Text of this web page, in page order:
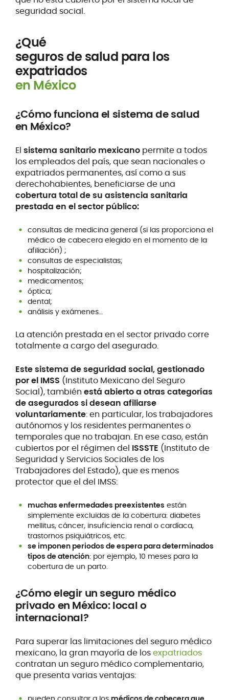
seguridad social.
¿Qué
seguros de salud para los
expatriados
en México
¿Cómo funciona el sistema de salud
en México?
El sistema sanitario mexicanopermite a todos
los empleados del país, que sean nacionales o
expatriados permanentes, así como a sus
derechohabientes, beneficiarse de una
cobertura total de su asistencia sanitaria
prestada en el sector público:
consultas de medicina general (si las proporciona el
médico de cabecera elegido en el momento de la
afiliación) ;
consultas de especialistas;
hospitalización;
medicamentos;
óptica;
dental;
análisis y exámenes…
La atención prestada en el sector privado corre
totalmente a cargo del asegurado.
Este sistema de seguridad social, gestionado
por el IMSS (Instituto Mexicano del Seguro
Social), también está abierto a otras categorías
de asegurados si desean afiliarse
voluntariamente: en particular, los trabajadores
autónomos y los residentes permanentes o
temporales que no trabajan. En ese caso, están
cubiertos por el régimen del ISSSTE (Instituto de
Seguridad y Servicios Sociales de los
Trabajadores del Estado), que es menos
protector que el del IMSS:
muchas enfermedades preexistentes están
simplemente excluidas de la cobertura: diabetes
mellitus, cáncer, insuficiencia renal o cardíaca,
trastornos psiquiátricos, etc.
se imponen periodos de espera para determinados
tipos de atención: por ejemplo, 10 meses para la
cobertura de un parto.
¿Cómoelegir un seguro médico
privado en México: local o
internacional?
Para superar las limitaciones del seguro médico
mexicano, la gran mayoría de losexpatriados
contratan un seguro médico complementario,
que presenta varias ventajas: